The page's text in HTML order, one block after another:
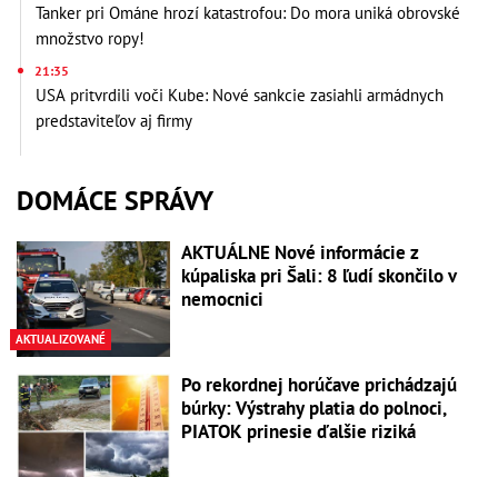
Tanker pri Ománe hrozí katastrofou: Do mora uniká obrovské
množstvo ropy!
21:35
USA pritvrdili voči Kube: Nové sankcie zasiahli armádnych
predstaviteľov aj firmy
DOMÁCE SPRÁVY
AKTUALIZOVANÉ
AKTUÁLNE Nové informácie z
kúpaliska pri Šali: 8 ľudí skončilo v
nemocnici
Po rekordnej horúčave prichádzajú
búrky: Výstrahy platia do polnoci,
PIATOK prinesie ďalšie riziká